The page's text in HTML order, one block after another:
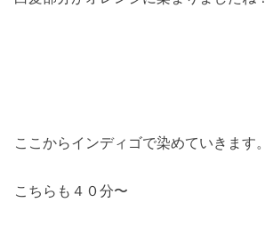
ここからインディゴで染めていきます。
こちらも４０分〜